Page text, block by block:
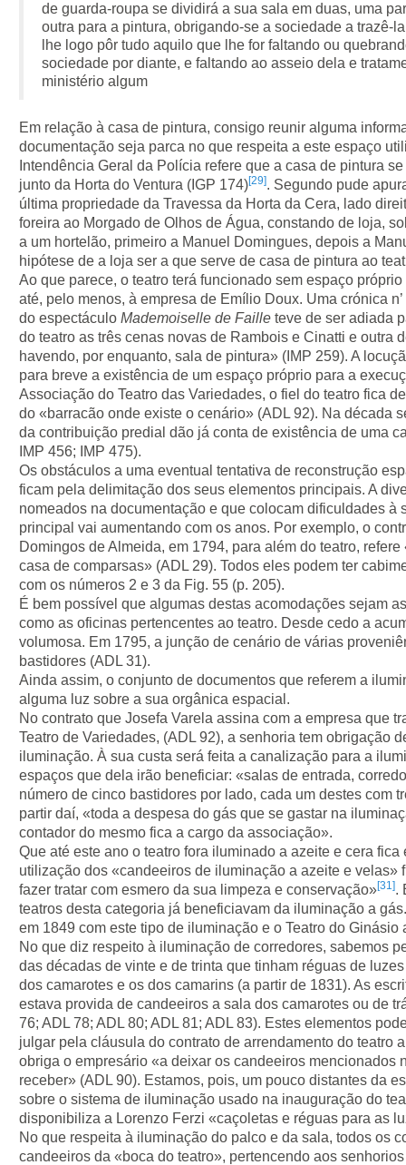
de guarda-roupa se dividirá a sua sala em duas, uma
outra para a pintura, obrigando-se a sociedade a trazê-
lhe logo pôr tudo aquilo que lhe for faltando ou
sociedade por diante, e faltando ao asseio dela e
ministério algum
Em relação à casa de pintura, consigo reunir alguma
documentação seja parca no que respeita a este espaço
Intendência Geral da Polícia refere que a casa de pintura
junto da Horta do Ventura (IGP 174)[29]. Segundo pude
última propriedade da Travessa da Horta da Cera, lado
foreira ao Morgado de Olhos de Água, constando de loja,
a um hortelão, primeiro a Manuel Domingues, depois a
hipótese de a loja ser a que serve de casa de pintura ao
Ao que parece, o teatro terá funcionado sem espaço
até, pelo menos, à empresa de Emílio Doux. Uma crónica n’
do espectáculo Mademoiselle de Faille teve de ser adiada
do teatro as três cenas novas de Rambois e Cinatti e outra
havendo, por enquanto, sala de pintura» (IMP 259). A
para breve a existência de um espaço próprio para a
Associação do Teatro das Variedades, o fiel do teatro fica
do «barracão onde existe o cenário» (ADL 92). Na década
da contribuição predial dão já conta de existência de uma
IMP 456; IMP 475).
Os obstáculos a uma eventual tentativa de reconstrução
ficam pela delimitação dos seus elementos principais. A
nomeados na documentação e que colocam dificuldades à
principal vai aumentando com os anos. Por exemplo, o
Domingos de Almeida, em 1794, para além do teatro,
casa de comparsas» (ADL 29). Todos eles podem ter
com os números 2 e 3 da Fig. 55 (p. 205).
É bem possível que algumas destas acomodações sejam
como as oficinas pertencentes ao teatro. Desde cedo a
volumosa. Em 1795, a junção de cenário de várias
bastidores (ADL 31).
Ainda assim, o conjunto de documentos que referem a
alguma luz sobre a sua orgânica espacial.
No contrato que Josefa Varela assina com a empresa que
Teatro de Variedades, (ADL 92), a senhoria tem obrigação
iluminação. À sua custa será feita a canalização para a
espaços que dela irão beneficiar: «salas de entrada,
número de cinco bastidores por lado, cada um destes com
partir daí, «toda a despesa do gás que se gastar na
contador do mesmo fica a cargo da associação».
Que até este ano o teatro fora iluminado a azeite e cera
utilização dos «candeeiros de iluminação a azeite e velas»
fazer tratar com esmero da sua limpeza e conservação»[31].
teatros desta categoria já beneficiavam da iluminação a
em 1849 com este tipo de iluminação e o Teatro do Ginásio
No que diz respeito à iluminação de corredores, sabemos
das décadas de vinte e de trinta que tinham réguas de
dos camarotes e os dos camarins (a partir de 1831). As
estava provida de candeeiros a sala dos camarotes ou de
76; ADL 78; ADL 80; ADL 81; ADL 83). Estes elementos
julgar pela cláusula do contrato de arrendamento do teatro
obriga o empresário «a deixar os candeeiros mencionados
receber» (ADL 90). Estamos, pois, um pouco distantes da
sobre o sistema de iluminação usado na inauguração do
disponibiliza a Lorenzo Ferzi «caçoletas e réguas para as
No que respeita à iluminação do palco e da sala, todos os
candeeiros da «boca do teatro», pertencendo aos